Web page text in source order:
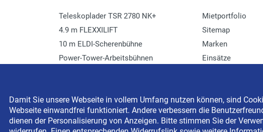
Teleskoplader TSR 2780 NK+
4.9 m FLEXXILIFT
10 m ELDI-Scherenbühne
Power-Tower-Arbeitsbühnen
Mietportfolio
Sitemap
Marken
Einsätze
Copyright © 2026 BEYER-Mietservice KG All rights reserved |
Damit Sie unsere Webseite in vollem Umfang nutzen können, sind
Webseite einwandfrei funktioniert. Andere verbessern die
dienen der Personalisierung von Anzeigen. Bitte stimmen Sie der